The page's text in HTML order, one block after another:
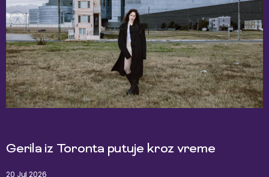
Gerila iz Toronta putuje kroz vreme
20 Jul 2026